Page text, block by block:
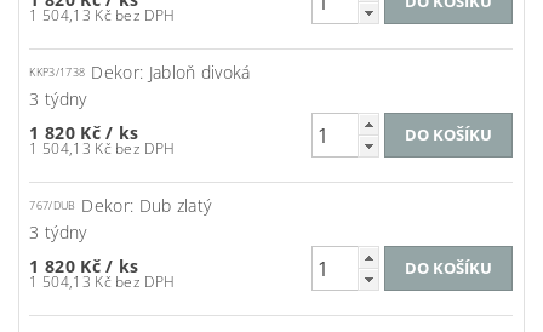
1 504,13 Kč bez DPH
KKP3/1738 Dekor: Jabloň divoká
3 týdny
1 820 Kč/ ks
1 504,13 Kč bez DPH
767/DUB Dekor: Dub zlatý
3 týdny
1 820 Kč/ ks
1 504,13 Kč bez DPH